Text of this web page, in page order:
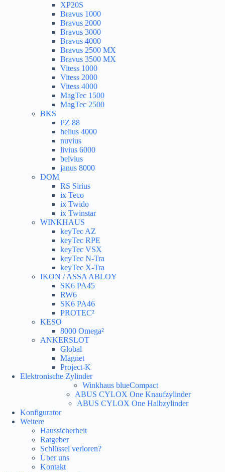
XP20S
Bravus 1000
Bravus 2000
Bravus 3000
Bravus 4000
Bravus 2500 MX
Bravus 3500 MX
Vitess 1000
Vitess 2000
Vitess 4000
MagTec 1500
MagTec 2500
BKS
PZ 88
helius 4000
nuvius
livius 6000
belvius
janus 8000
DOM
RS Sirius
ix Teco
ix Twido
ix Twinstar
WINKHAUS
keyTec AZ
keyTec RPE
keyTec VSX
keyTec N-Tra
keyTec X-Tra
IKON / ASSA ABLOY
SK6 PA45
RW6
SK6 PA46
PROTEC²
KESO
8000 Omega²
ANKERSLOT
Global
Magnet
Project-K
Elektronische Zylinder
Winkhaus blueCompact
ABUS CYLOX One Knaufzylinder
ABUS CYLOX One Halbzylinder
Konfigurator
Weitere
Haussicherheit
Ratgeber
Schlüssel verloren?
Über uns
Kontakt